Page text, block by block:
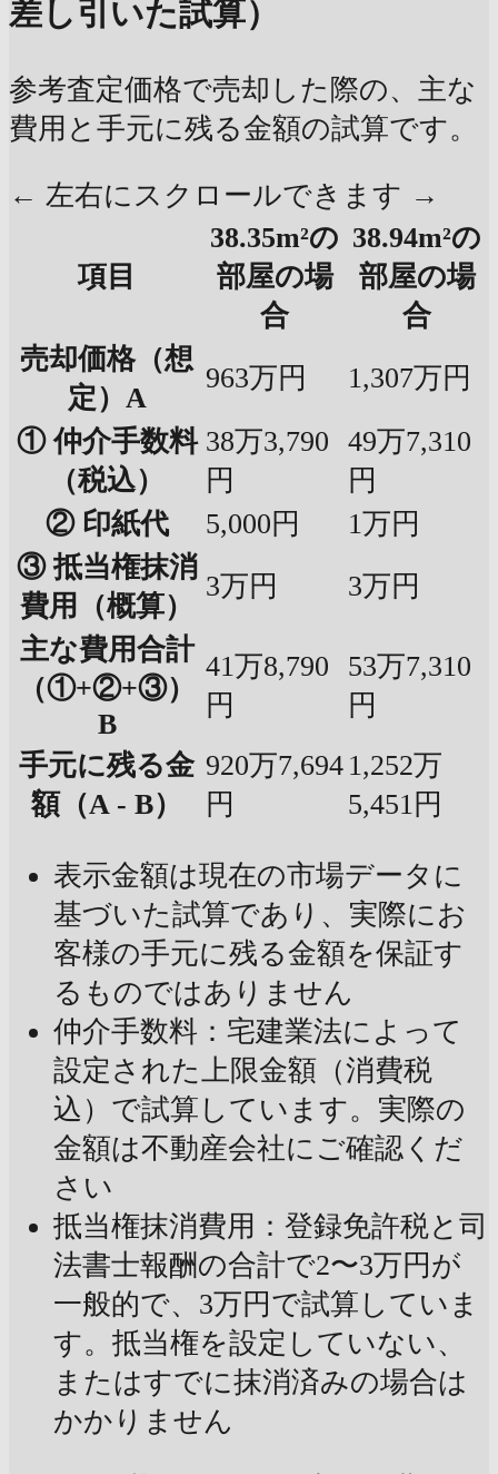
差し引いた試算）
参考査定価格で売却した際の、主な
費用と手元に残る金額の試算です。
← 左右にスクロールできます →
項目
38.35m²の
部屋の場
合
38.94m²の
部屋の場
合
売却価格（想
定）A
963万円
1,307万円
① 仲介手数料
（税込）
38万3,790
円
49万7,310
円
② 印紙代
5,000円
1万円
③ 抵当権抹消
費用（概算）
3万円
3万円
主な費用合計
（①+②+③）
B
41万8,790
円
53万7,310
円
手元に残る金
額（A - B）
920万7,694
円
1,252万
5,451円
表示金額は現在の市場データに
基づいた試算であり、実際にお
客様の手元に残る金額を保証す
るものではありません
仲介手数料：宅建業法によって
設定された上限金額（消費税
込）で試算しています。実際の
金額は不動産会社にご確認くだ
さい
抵当権抹消費用：登録免許税と司
法書士報酬の合計で2〜3万円が
一般的で、3万円で試算していま
す。抵当権を設定していない、
またはすでに抹消済みの場合は
かかりません